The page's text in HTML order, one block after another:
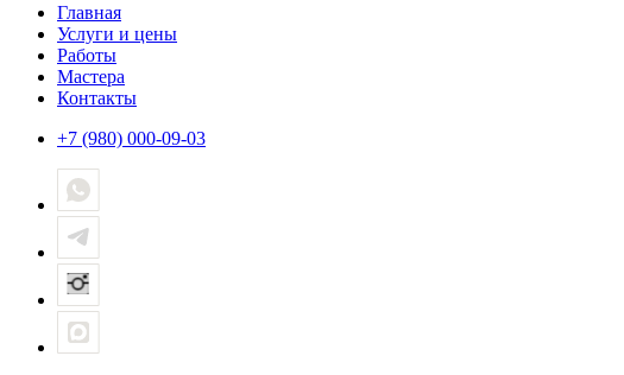
Главная
Услуги и цены
Работы
Мастера
Контакты
+7 (980) 000-09-03